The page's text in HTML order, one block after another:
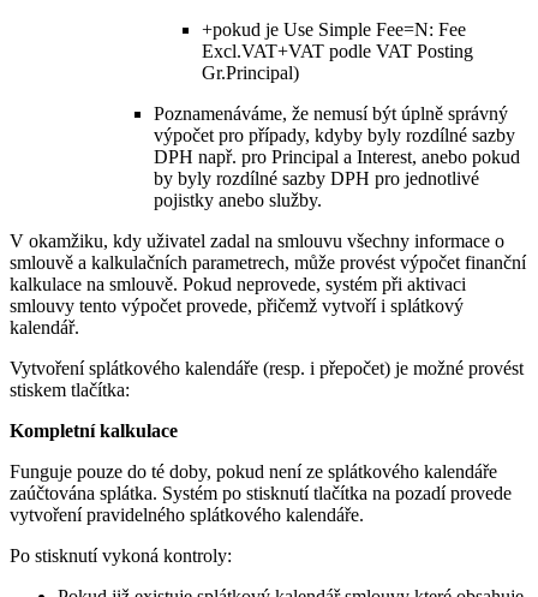
+pokud je Use Simple Fee=N: Fee
Excl.VAT+VAT podle VAT Posting
Gr.Principal)
Poznamenáváme, že nemusí být úplně správný
výpočet pro případy, kdyby byly rozdílné sazby
DPH např. pro Principal a Interest, anebo pokud
by byly rozdílné sazby DPH pro jednotlivé
pojistky anebo služby.
V okamžiku, kdy uživatel zadal na smlouvu všechny informace o
smlouvě a kalkulačních parametrech, může provést výpočet finanční
kalkulace na smlouvě. Pokud neprovede, systém při aktivaci
smlouvy tento výpočet provede, přičemž vytvoří i splátkový
kalendář.
Vytvoření splátkového kalendáře (resp. i přepočet) je možné provést
stiskem tlačítka:
Kompletní kalkulace
Funguje pouze do té doby, pokud není ze splátkového kalendáře
zaúčtována splátka. Systém po stisknutí tlačítka na pozadí provede
vytvoření pravidelného splátkového kalendáře.
Po stisknutí vykoná kontroly: